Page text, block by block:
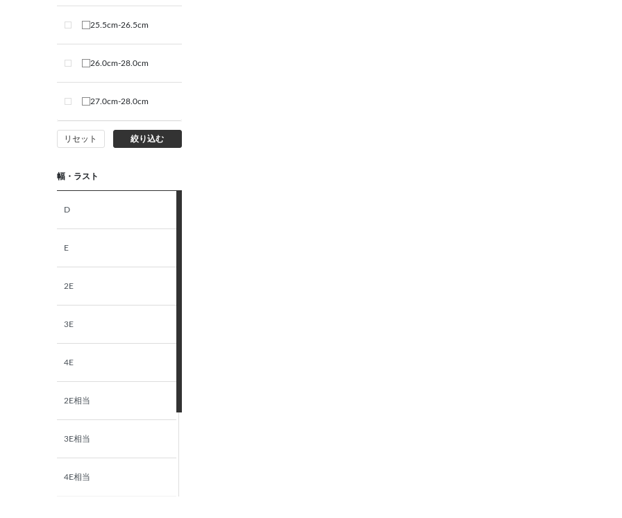
25.5cm-26.5cm
26.0cm-28.0cm
27.0cm-28.0cm
リセット 絞り込む
幅・ラスト
D
E
2E
3E
4E
2E相当
3E相当
4E相当